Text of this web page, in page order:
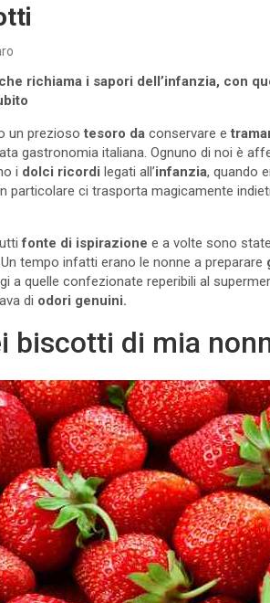
richiama i sapori dell’infanzia, con
un prezioso tesoro da conservare e
gastronomia italiana. Ognuno di noi è
i dolci ricordi legati all’infanzia, quando
particolare ci trasporta magicamente
fonte di ispirazione e a volte sono
tempo infatti erano le nonne a preparare
a quelle confezionate reperibili al
di odori genuini.
biscotti di mia